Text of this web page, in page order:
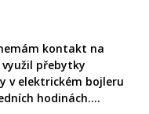
kontakt na
využil přebytky
v elektrickém bojleru
hodinách....